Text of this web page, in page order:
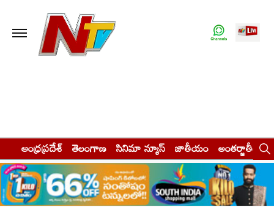
ఆంధ్రప్రదేశ్ తెలంగాణ సినిమా న్యూస్ జాతీయం అంతర్జాతీయం